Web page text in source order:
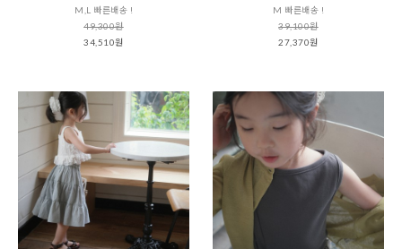
M,L 빠른배송 !
49,300원
34,510원
M 빠른배송 !
39,100원
27,370원